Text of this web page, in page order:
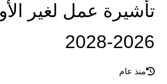
تأشيرة عمل لغير
2026-2028
منذ عام